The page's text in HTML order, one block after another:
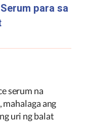
para sa
serum na
mahalaga ang
uri ng balat